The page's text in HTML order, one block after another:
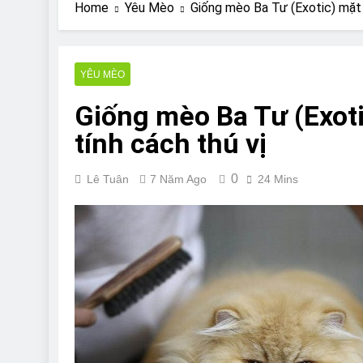
Are Bulldogs
7 Năm Ago
Can Bulldogs
Home Yêu Mèo Giống mèo Ba Tư (Exotic)
YÊU MÈO
Giống mèo Ba Tư
tính cách thú vị
Lê Tuân 7 Năm Ago 0 24 Mins